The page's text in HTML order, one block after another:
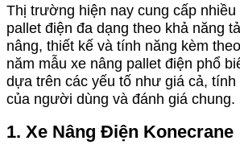
Thị trường hiện nay cung cấp nhiều
pallet điện đa dạng theo khả năng
nâng, thiết kế và tính năng kèm
năm mẫu xe nâng pallet điện phổ
dựa trên các yếu tố như giá cả, tính
của người dùng và đánh giá chung.
1. Xe Nâng Điện Konecrane